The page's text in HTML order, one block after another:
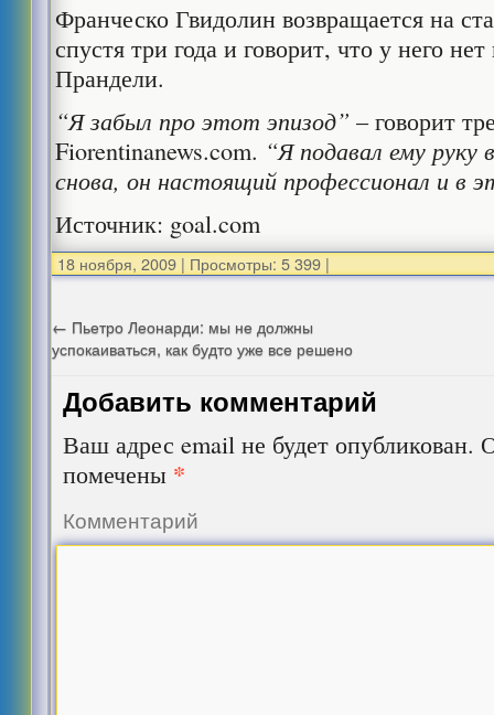
Франческо Гвидолин возвращается на
спустя три года и говорит, что у него
Прандели.
“Я забыл про этот эпизод” – говорит
Fiorentinanews.com. “Я подавал ему
снова, он настоящий профессионал и в
Источник: goal.com
18 ноября, 2009 | Просмотры: 5 399 |
← Пьетро Леонарди: мы не должны
успокаиваться, как будто уже все решено
Добавить комментарий
Ваш адрес email не будет опубликован.
помечены *
Комментарий